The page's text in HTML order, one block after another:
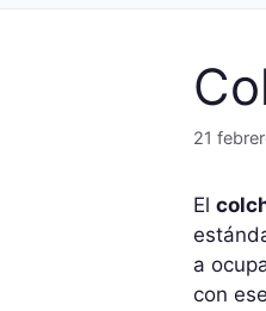
21
El
a
con